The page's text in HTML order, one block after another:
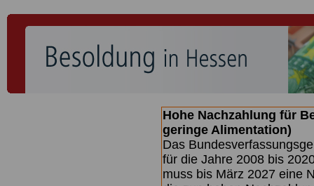
Hohe Nachzahlung für
geringe Alimentation)
Das
für die Jahre 2008 bis
muss bis März 2027 eine